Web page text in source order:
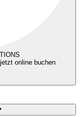
online buchen